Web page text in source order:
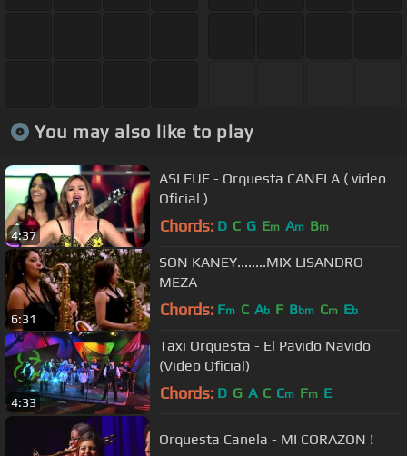
You may also like to play
4:37
ASI FUE - Orquesta CANELA ( video
Oficial )
Chords: D C G Em Am Bm
6:31
SON KANEY........MIX LISANDRO
MEZA
Chords: Fm C Ab F Bbm Cm Eb
4:33
Taxi Orquesta - El Pavido Navido
(Video Oficial)
Chords: D G A C Cm Fm E
Orquesta Canela - MI CORAZON !